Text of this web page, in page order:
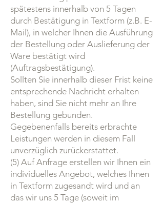
spätestens innerhalb von 5 Tagen
durch Bestätigung in Textform (z.B. E-
Mail), in welcher Ihnen die Ausführung
der Bestellung oder Auslieferung der
Ware bestätigt wird
(Auftragsbestätigung).
Sollten Sie innerhalb dieser Frist keine
entsprechende Nachricht erhalten
haben, sind Sie nicht mehr an Ihre
Bestellung gebunden.
Gegebenenfalls bereits erbrachte
Leistungen werden in diesem Fall
unverzüglich zurückerstattet.
(5) Auf Anfrage erstellen wir Ihnen ein
individuelles Angebot, welches Ihnen
in Textform zugesandt wird und an
das wir uns 5 Tage (soweit im